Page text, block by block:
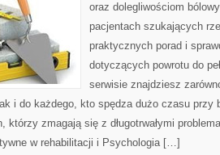
oraz dolegliwościom
pacjentach szukających
praktycznych porad i
dotyczących powrotu do
serwisie znajdziesz
i do każdego, kto spędza dużo czasu przy
którzy zmagają się z długotrwałymi
w rehabilitacji i Psychologia […]